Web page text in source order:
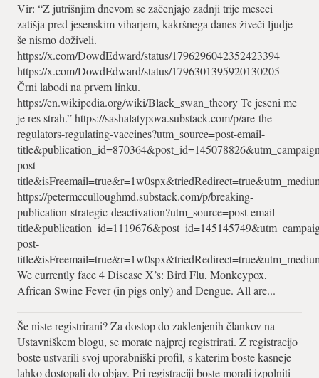
Vir: “Z jutrišnjim dnevom se začenjajo zadnji trije meseci
zatišja pred jesenskim viharjem, kakršnega danes živeči ljudje
še nismo doživeli.
https://x.com/DowdEdward/status/1796296042352423394
https://x.com/DowdEdward/status/1796301395920130205
Črni labodi na prvem linku.
https://en.wikipedia.org/wiki/Black_swan_theory Te jeseni me
je res strah.” https://sashalatypova.substack.com/p/are-the-
regulators-regulating-vaccines?utm_source=post-email-
post-
https://petermcculloughmd.substack.com/p/breaking-
publication-strategic-deactivation?utm_source=post-email-
post-
We currently face 4 Disease X’s: Bird Flu, Monkeypox,
African Swine Fever (in pigs only) and Dengue. All are...
Še niste registrirani? Za dostop do zaklenjenih člankov na
Ustavniškem blogu, se morate najprej registrirati. Z registracijo
boste ustvarili svoj uporabniški profil, s katerim boste kasneje
lahko dostopali do objav. Pri registraciji boste morali izpolniti